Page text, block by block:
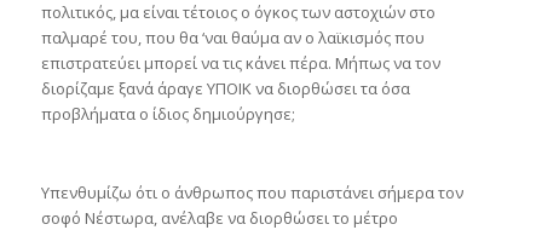
πολιτικός, μα είναι τέτοιος ο όγκος των αστοχιών στο
παλμαρέ του, που θα ‘ναι θαύμα αν ο λαϊκισμός που
επιστρατεύει μπορεί να τις κάνει πέρα. Μήπως να τον
διορίζαμε ξανά άραγε ΥΠΟΙΚ να διορθώσει τα όσα
προβλήματα ο ίδιος δημιούργησε;
Υπενθυμίζω ότι ο άνθρωπος που παριστάνει σήμερα τον
σοφό Νέστωρα, ανέλαβε να διορθώσει το μέτρο